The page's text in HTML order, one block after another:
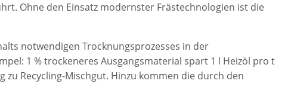
Ohne den Einsatz modernster Frästechnologien ist die
notwendigen Trocknungsprozesses in der
1 % trockeneres Ausgangsmaterial spart 1 l Heizöl pro t
Recycling-Mischgut. Hinzu kommen die durch den